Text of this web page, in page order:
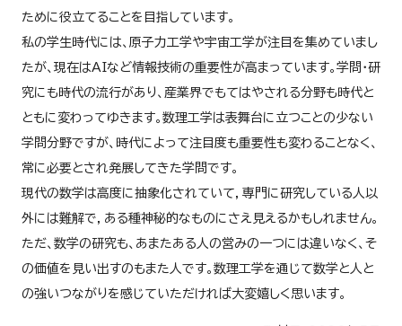
ために役立てることを目指しています。
私の学生時代には、原子力工学や宇宙工学が注目を集めていまし
たが、現在はAIなど情報技術の重要性が高まっています。学問・研
究にも時代の流行があり、産業界でもてはやされる分野も時代と
ともに変わってゆきます。数理工学は表舞台に立つことの少ない
学問分野ですが、時代によって注目度も重要性も変わることなく、
常に必要とされ発展してきた学問です。
現代の数学は高度に抽象化されていて，専門に研究している人以
外には難解で，ある種神秘的なものにさえ見えるかもしれません。
ただ、数学の研究も、あまたある人の営みの一つには違いなく、そ
の価値を見い出すのもまた人です。数理工学を通じて数学と人と
の強いつながりを感じていただければ大変嬉しく思います。